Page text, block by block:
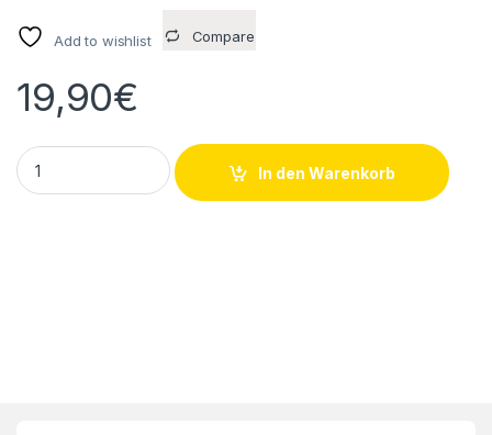
Add to wishlist Compare
19,90€
Pepperl + Fuchs U-10-60VDC Näherungsschalter quantity
In den Warenkorb